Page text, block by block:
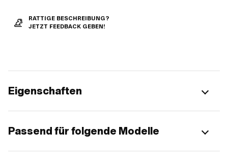
RATTIGE BESCHREIBUNG?
JETZT FEEDBACK GEBEN!
Eigenschaften
Passend für folgende Modelle